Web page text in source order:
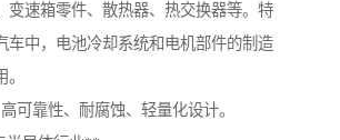
变速箱零件、散热器、热交换器等。特
车中，电池冷却系统和电机部件的制造
可靠性、耐腐蚀、轻量化设计。